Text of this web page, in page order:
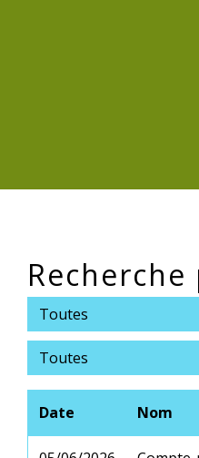
Recherche
Toutes
Toutes
Date Nom